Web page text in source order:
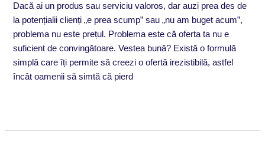
Dacă ai un produs sau serviciu valoros, dar auzi prea des de
la potențialii clienți „e prea scump” sau „nu am buget acum”,
problema nu este prețul. Problema este că oferta ta nu e
suficient de convingătoare. Vestea bună? Există o formulă
simplă care îți permite să creezi o ofertă irezistibilă, astfel
încât oamenii să simtă că pierd
de
nerefuzat
(Ghid
complet)